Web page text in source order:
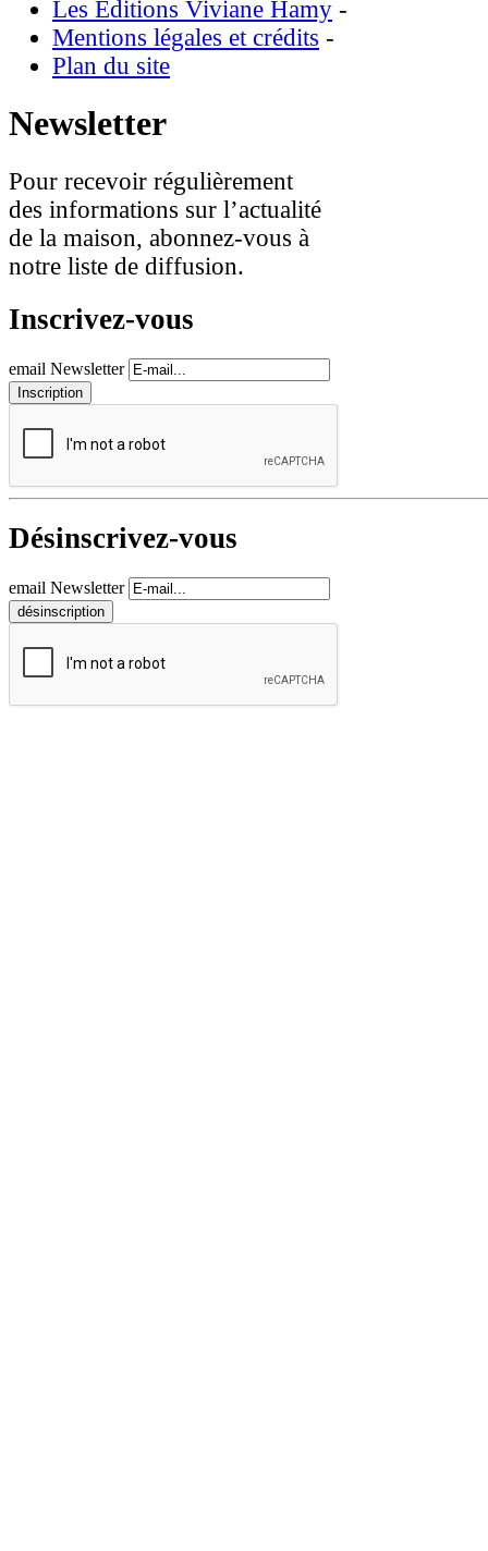
Les Éditions Viviane Hamy -
Mentions légales et crédits -
Plan du site
Newsletter
Pour recevoir régulièrement
des informations sur l’actualité
de la maison, abonnez-vous à
notre liste de diffusion.
Inscrivez-vous
email Newsletter
Désinscrivez-vous
email Newsletter